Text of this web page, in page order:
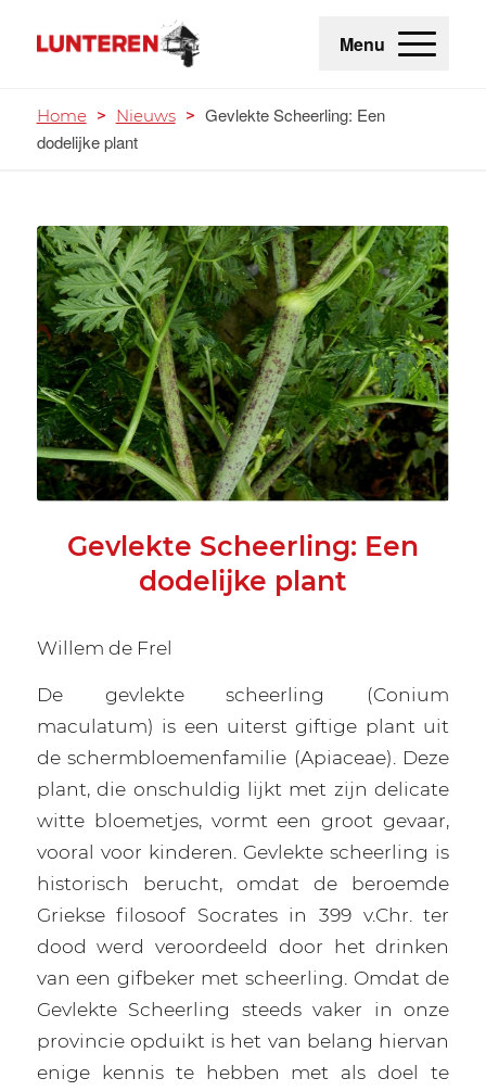
Menu
Home > Nieuws > Gevlekte Scheerling: Een
dodelijke plant
Gevlekte Scheerling: Een
dodelijke plant
Willem de Frel
De gevlekte scheerling (Conium
maculatum) is een uiterst giftige plant uit
de schermbloemenfamilie (Apiaceae). Deze
plant, die onschuldig lijkt met zijn delicate
witte bloemetjes, vormt een groot gevaar,
vooral voor kinderen. Gevlekte scheerling is
historisch berucht, omdat de beroemde
Griekse filosoof Socrates in 399 v.Chr. ter
dood werd veroordeeld door het drinken
van een gifbeker met scheerling. Omdat de
Gevlekte Scheerling steeds vaker in onze
provincie opduikt is het van belang hiervan
enige kennis te hebben met als doel te